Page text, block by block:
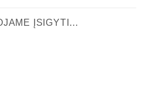
ĮSIGYTI…